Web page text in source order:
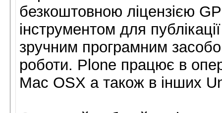
безкоштовною ліцензією
інструментом для
зручним програмним
роботи. Plone працює в
Mac OSX а також в інших